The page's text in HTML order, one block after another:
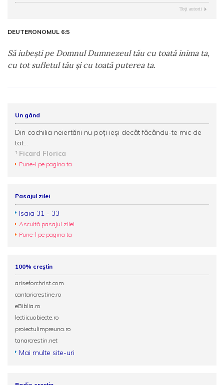
Toţi autorii
DEUTERONOMUL 6:5
Să iubeşti pe Domnul Dumnezeul tău cu toată inima ta,
cu tot sufletul tău şi cu toată puterea ta.
Un gând
Din cochilia neiertării nu poţi ieşi decât făcându-te mic de
tot...
Ficard Florica
Pune-l pe pagina ta
Pasajul zilei
Isaia 31 - 33
Ascultă pasajul zilei
Pune-l pe pagina ta
100% creștin
ariseforchrist.com
cantaricrestine.ro
eBiblia.ro
lectiicuobiecte.ro
proiectulimpreuna.ro
tanarcrestin.net
Mai multe site-uri